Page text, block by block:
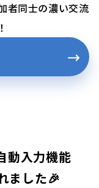
者同士の濃い交流
動入力機能
ました🎉